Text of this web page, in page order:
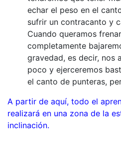
echar el peso en el
sufrir un contracanto y
Cuando queramos frenar
completamente
gravedad, es decir, nos
poco y ejerceremos
el canto de punteras,
A partir de aquí, todo el
realizará en una zona de la
inclinación.